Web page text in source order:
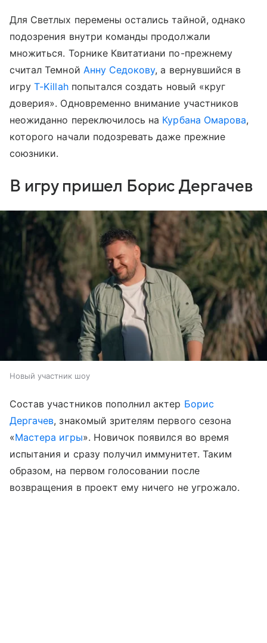
Для Светлых перемены остались тайной, однако
подозрения внутри команды продолжали
множиться. Торнике Квитатиани по-прежнему
считал Темной Анну Седокову, а вернувшийся в
игруT-Killahпопытался создать новый «круг
доверия». Одновременно внимание участников
неожиданно переключилось на Курбана Омарова,
которого начали подозревать даже прежние
союзники.
В игру пришел Борис Дергачев
Новый участник шоу
Состав участников пополнил актер Борис
Дергачев, знакомый зрителям первого сезона
«Мастера игры». Новичок появился во время
испытания и сразу получил иммунитет. Таким
образом, на первом голосовании после
возвращения в проект ему ничего не угрожало.